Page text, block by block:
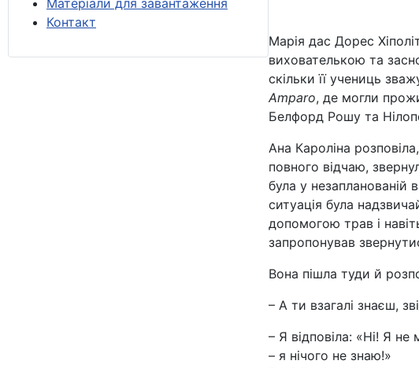
Матеріали для завантаження
Контакт
Марія дас Дорес
вихователькою та
скільки її учениць
Amparo, де могли
Белфорд Рошу та
Ана Кароліна
повного відчаю,
була у незапланованій
ситуація була
допомогою трав і
запропонував
Вона пішла туди й
– А ти взагалі знаєш,
– Я відповіла: «Ні! Я
– я нічого не знаю!»